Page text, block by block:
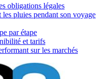
obligations légales
pluies pendant son voyage
par étape
et tarifs
sur les marchés